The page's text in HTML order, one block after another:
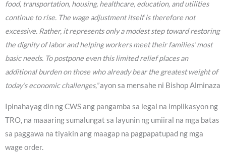
food, transportation, housing, healthcare, education, and utilities
continue to rise. The wage adjustment itself is therefore not
excessive. Rather, it represents only a modest step toward restoring
the dignity of labor and helping workers meet their families’ most
basic needs. To postpone even this limited relief places an
additional burden on those who already bear the greatest weight of
today’s economic challenges,”ayon sa mensahe ni Bishop Alminaza
Ipinahayag din ng CWS ang pangamba sa legal na implikasyon ng
TRO, na maaaring sumalungat sa layunin ng umiiral na mga batas
sa paggawa na tiyakin ang maagap na pagpapatupad ng mga
wage order.